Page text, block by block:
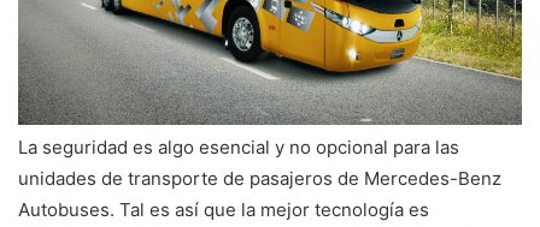
La seguridad es algo esencial y no opcional para las
unidades de transporte de pasajeros de Mercedes-Benz
Autobuses. Tal es así que la mejor tecnología es